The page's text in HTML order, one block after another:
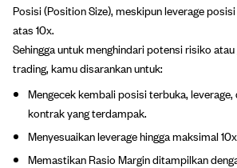
Posisi (Position Size), meskipun leverage
atas 10x.
Sehingga untuk menghindari potensi risiko atau
trading, kamu disarankan untuk:
Mengecek kembali posisi terbuka,
kontrak yang terdampak.
Menyesuaikan leverage hingga maksimal
Memastikan Rasio Margin ditampilkan